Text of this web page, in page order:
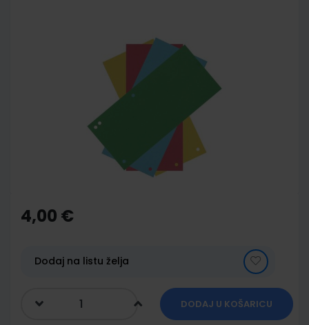
the
beginning
gallery
4,00 €
Dodaj na listu želja
DODAJ U KOŠARICU